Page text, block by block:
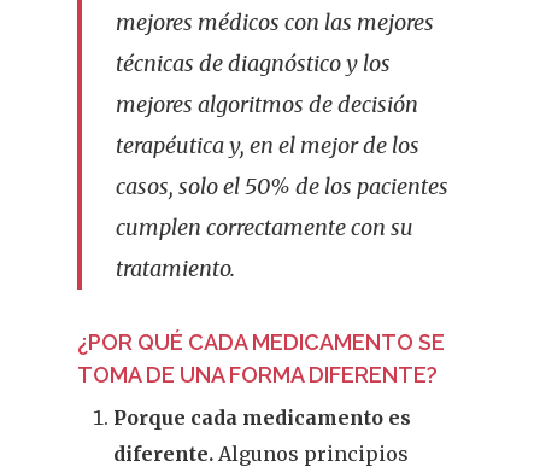
mejores médicos con las mejores
técnicas de diagnóstico y los
mejores algoritmos de decisión
terapéutica y, en el mejor de los
casos, solo el 50% de los pacientes
cumplen correctamente con su
tratamiento.
¿POR QUÉ CADA MEDICAMENTO SE
TOMA DE UNA FORMA DIFERENTE?
Porque cada medicamento es
diferente. Algunos principios